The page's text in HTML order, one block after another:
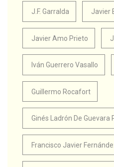
J.F. Garralda Javier
Javier Amo Prieto
Iván Guerrero Vasallo
Guillermo Rocafort
Ginés Ladrón De Guevara
Francisco Javier